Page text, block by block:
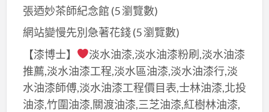
張迺妙茶師紀念館 (5 瀏覽數)
網站變慢先別急著花錢(5 瀏覽數)
【漆博士】
淡水油漆,淡水油漆粉刷,淡水油漆
推薦,淡水油漆工程,淡水區油漆,淡水油漆行,淡
水油漆師傅,淡水油漆工程價目表,士林油漆,北投
油漆,竹圍油漆,關渡油漆,三芝油漆,紅樹林油漆,